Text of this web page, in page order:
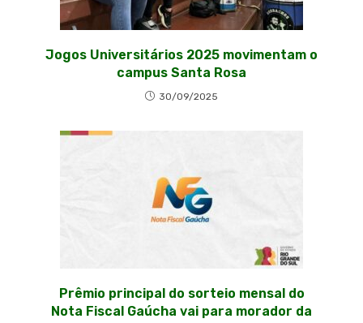
Jogos Universitários 2025 movimentam o
campus Santa Rosa
30/09/2025
Prêmio principal do sorteio mensal do
Nota Fiscal Gaúcha vai para morador da